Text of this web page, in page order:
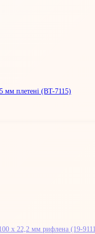
мм плетені (BT-7115)
x 22,2 мм рифлена (19-